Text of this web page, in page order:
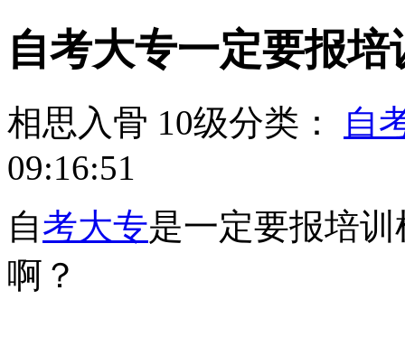
自考大专一定要报
相思入骨 10级分类：
自
09:16:51
自考大专是一定要报培
啊？